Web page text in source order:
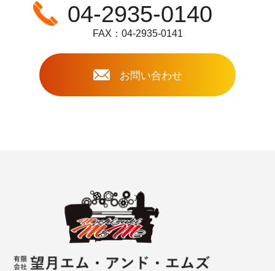
04-2935-0140
FAX：04-2935-0141
お問い合わせ